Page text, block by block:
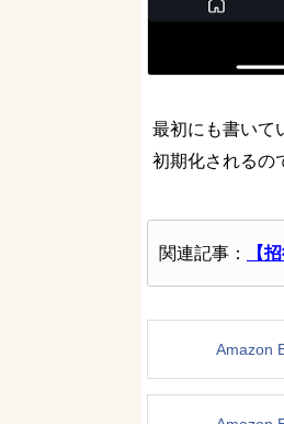
最初にも書いて
初期化されるの
関連記事： 【
Amazon